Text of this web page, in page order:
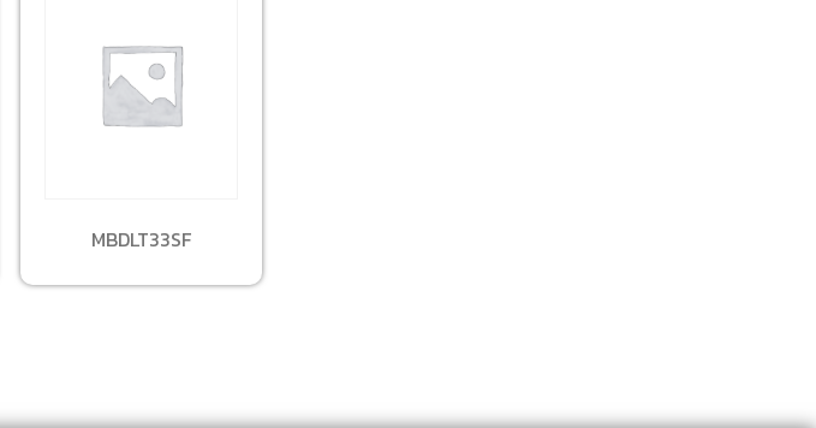
MBDLT33SF